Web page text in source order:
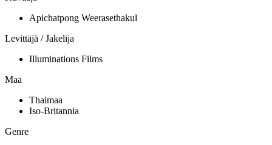
Apichatpong Weerasethakul
Levittäjä / Jakelija
Illuminations Films
Maa
Thaimaa
Iso-Britannia
Genre